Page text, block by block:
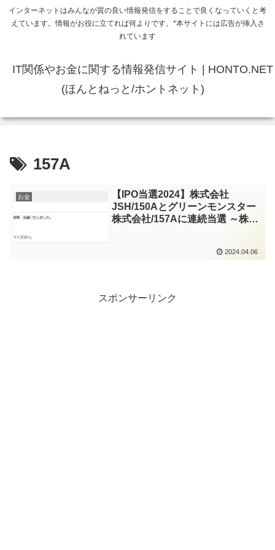
インターネットはみんなが質の良い情報発信をすることで良くなっていくと考
えています。情報がお役に立てれば何よりです。*本サイトには広告が挿入さ
れています
IT関係やお金に関する情報発信サイト | HONTO.NET
(ほんとねっと/ホントネット)
157A
お金
【IPO当選2024】株式会社
JSH/150Aとグリーンモンスター
株式会社/157Aに連続当選 ～株式
2024.04.06
スポンサーリンク